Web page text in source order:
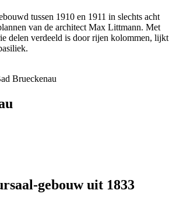
tussen 1910 en 1911 in slechts acht
van de architect Max Littmann. Met
delen verdeeld is door rijen kolommen, lijkt
gebouw uit 1833